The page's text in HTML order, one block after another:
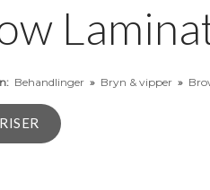
Behandlinger » Bryn & vipper »